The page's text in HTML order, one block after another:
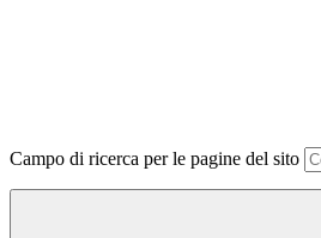
Campo di ricerca per le pagine del sito